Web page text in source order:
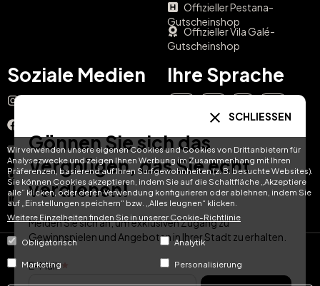
Wir verwenden unsere eigenen Cookies und Cookies von Drittanbietern für
Analysezwecke und zeigen Ihnen Werbung im Zusammenhang mit Ihren
Präferenzen, basierend auf Ihren Surfgewohnheiten (z. B. besuchte Websites).
Sie können Cookies akzeptieren, indem Sie auf die Schaltfläche „Akzeptiere
alle“ klicken, oder deren Verwendung konfigurieren oder ablehnen, indem Sie
auf „Einstellungen speichern“ bzw. „Alles leugnen“ klicken.
Weitere Einzelheiten finden Sie in unserer Cookie-Richtlinie
Obligatorisch Analytik
Marketing Personalisierung
Offizieller Pestana-
Gutscheinshop
Offizieller Vila Galé-
Gutscheinshop
Soziale Medien
YouTube
TikTok
LinkedIn
Ihre Sprache
DE FR
© Hotel Treats 2026
SCHLIESSEN
Gönnen Sie sich das
Vergnügen, das Sie echt
verdienen!
Melden Sie sich an, um exklusiven Zugang zu
Gewinnspielen und Angeboten in Ihrer Stadt zu erhalten.
E-Mail